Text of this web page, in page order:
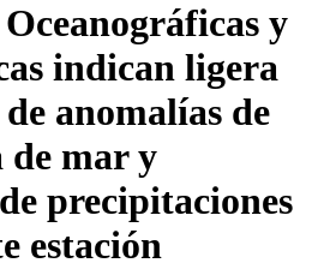
y
indican ligera
anomalías de
mar y
precipitaciones
estación